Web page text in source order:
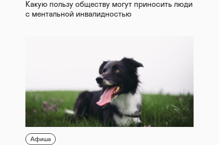
Какую пользу обществу могут приносить люди
с ментальной инвалидностью
Афиша